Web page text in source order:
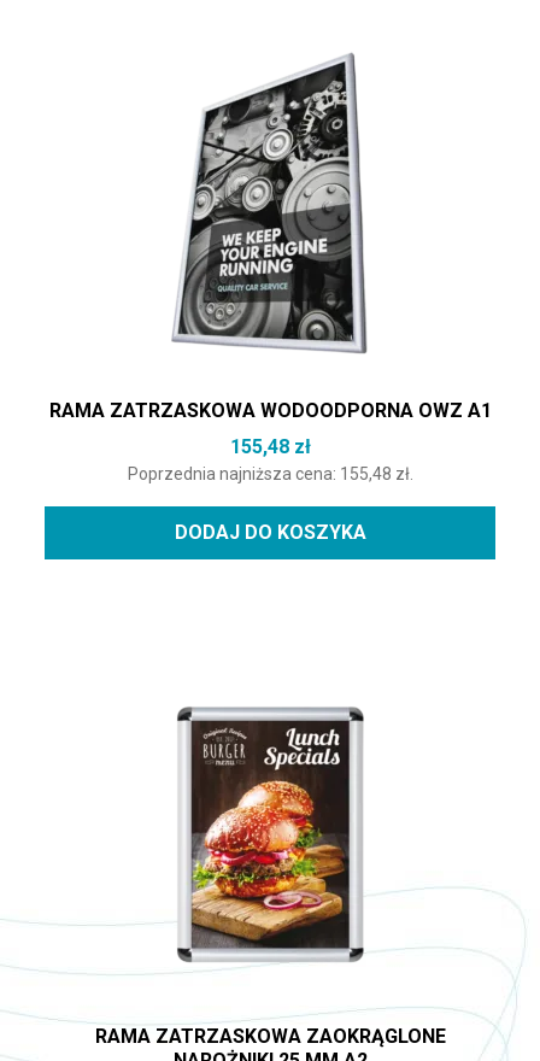
RAMA ZATRZASKOWA WODOODPORNA OWZ A1
155,48 zł
Poprzednia najniższa cena: 155,48 zł.
DODAJ DO KOSZYKA
RAMA ZATRZASKOWA ZAOKRĄGLONE